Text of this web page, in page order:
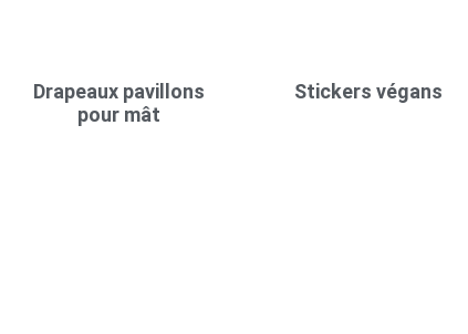
Drapeaux pavillons
pour mât
Stickers végans